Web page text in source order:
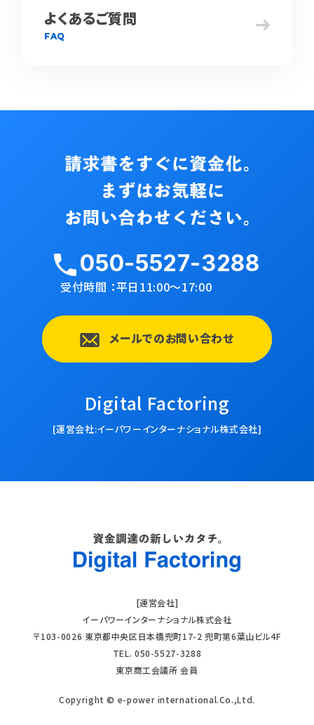
よくあるご質問
FAQ
050-5527-3288
受付時間 ：平日11:00〜17:00
メールでのお問い合わせ
Digital Factoring
[運営会社:イーパワーインターナショナル株式会社]
[運営会社]
イーパワーインターナショナル株式会社
〒103-0026 東京都中央区日本橋兜町17-2 兜町第6葉山ビル4F
TEL. 050-5527-3288
東京商工会議所 会員
Copyright © e-power international.Co.,Ltd.